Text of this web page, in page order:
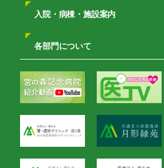
入院・病棟・施設案内
各部門について